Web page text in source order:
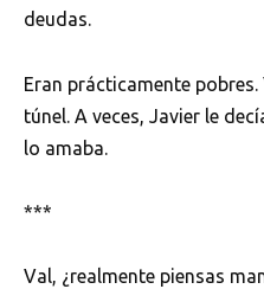
deudas.
Eran prácticamente
túnel. A veces, Javier le
lo amaba.
***
Val, ¿realmente piensas